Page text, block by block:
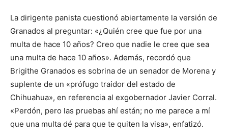
La dirigente panista cuestionó abiertamente la versión de
Granados al preguntar: «¿Quién cree que fue por una
multa de hace 10 años? Creo que nadie le cree que sea
una multa de hace 10 años». Además, recordó que
Brigithe Granados es sobrina de un senador de Morena y
suplente de un «prófugo traidor del estado de
Chihuahua», en referencia al exgobernador Javier Corral.
«Perdón, pero las pruebas ahí están; no me parece a mí
que una multa dé para que te quiten la visa», enfatizó.